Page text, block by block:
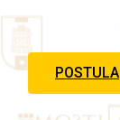
POSTULA